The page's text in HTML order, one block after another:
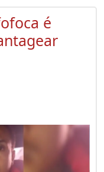
é